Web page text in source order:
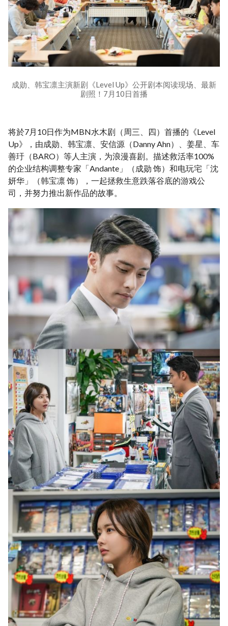
成勋、韩宝凛主演新剧《Level Up》公开剧本阅读现场、最新
剧照！7月10日首播
将於7月10日作为MBN水木剧（周三、四）首播的《Level
Up》，由成勋、韩宝凛、安信源（Danny Ahn）、姜星、车
善玗（BARO）等人主演，为浪漫喜剧。描述救活率100%
的企业结构调整专家「Andante」（成勋 饰）和电玩宅「沈
妍华」（韩宝凛 饰），一起拯救生意跌落谷底的游戏公
司，并努力推出新作品的故事。